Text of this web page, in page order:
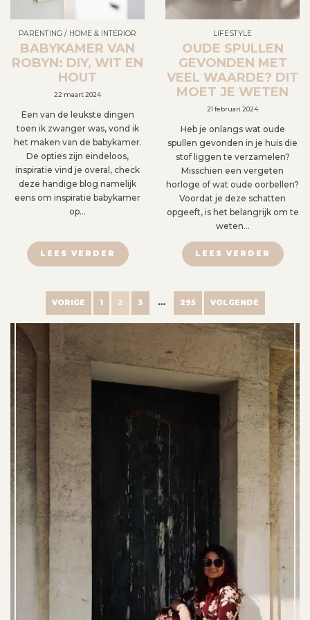
PARENTING / HOME & INTERIOR
BABYKAMER VAN
ROBYN: DIY, WIT EN
HOUT
22 maart 2024
Een van de leukste dingen
toen ik zwanger was, vond ik
het maken van de babykamer.
De opties zijn eindeloos,
inspiratie vind je overal, check
deze handige blog namelijk
eens om inspiratie babykamer
op…
LEES VERDER
LIFESTYLE
OUDE SPULLEN
GEVONDEN MET
VEEL WAARDE? DIT
MOET JE WETEN
21 februari 2024
Heb je onlangs wat oude
spullen gevonden in je huis die
stof liggen te verzamelen?
Misschien een vergeten
horloge of wat oude oorbellen?
Voordat je deze schatten
opgeeft, is het belangrijk om te
weten…
LEES VERDER
B
R
C
H
E
N
P
A
G
I
N
E
R
N
G
VORIGE 1 2 3 … 295 VOLGENDE